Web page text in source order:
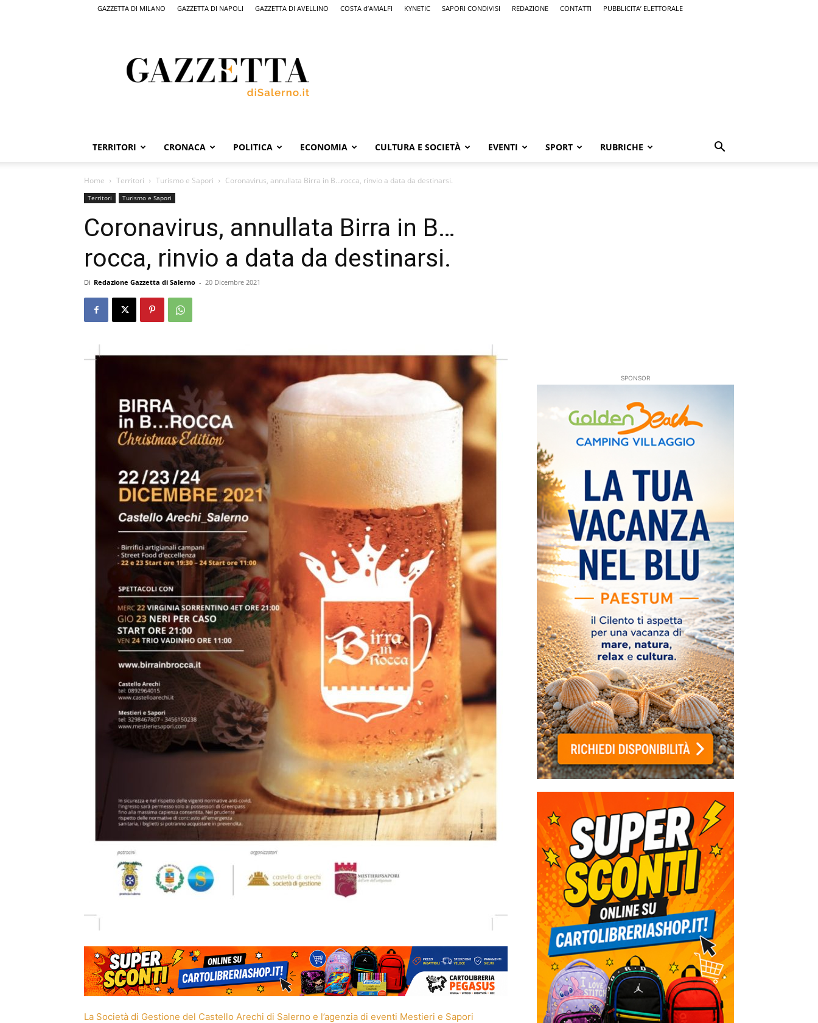
GAZZETTA DI MILANO GAZZETTA DI NAPOLI GAZZETTA DI AVELLINO COSTA d’AMALFI KYNETIC SAPORI CONDIVISI REDAZIONE CONTATTI PUBBLICITA’ ELETTORALE
Salerno,
il
quotidiano
Salerno
TERRITORI CRONACA POLITICA ECONOMIA CULTURA E SOCIETÀ EVENTI SPORT RUBRICHE
Home Territori Turismo e Sapori Coronavirus, annullata Birra in B…rocca, rinvio a data da destinarsi.
Territori Turismo e Sapori
Coronavirus, annullata Birra in B…
rocca, rinvio a data da destinarsi.
Di Redazione Gazzetta di Salerno - 20 Dicembre 2021
La Società di Gestione del Castello Arechi di Salerno e l’agenzia di eventi Mestieri e Sapori
SPONSOR